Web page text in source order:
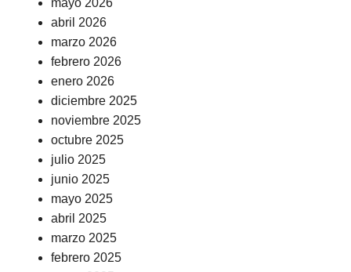
abril 2026
marzo 2026
febrero 2026
enero 2026
diciembre 2025
noviembre 2025
octubre 2025
julio 2025
junio 2025
mayo 2025
abril 2025
marzo 2025
febrero 2025